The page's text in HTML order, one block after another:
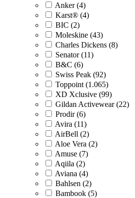
Anker (4)
Karst® (4)
BIC (2)
Moleskine (43)
Charles Dickens (8)
Senator (11)
B&C (6)
Swiss Peak (92)
Toppoint (1.065)
XD Xclusive (99)
Gildan Activewear (22)
Prodir (6)
Avira (11)
AirBell (2)
Aloe Vera (2)
Amuse (7)
Aqiila (2)
Aviana (4)
Bahlsen (2)
Bambook (5)